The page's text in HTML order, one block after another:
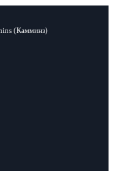
(Камминз)